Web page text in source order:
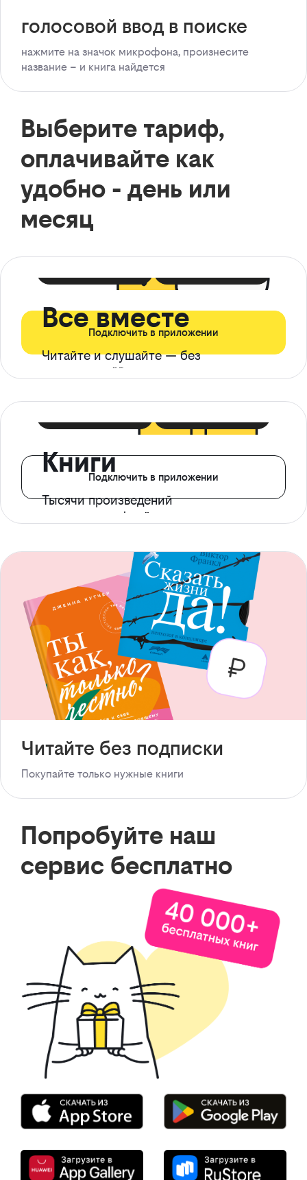
голосовой ввод в поиске
нажмите на значок микрофона, произнесите
название – и книга найдется
Выберите тариф,
оплачивайте как
удобно - день или
месяц
Все вместе
Читайте и слушайте — без
ограничений*
Подключить в приложении
Книги
Тысячи произведений
с доступом офлайн
Подключить в приложении
Читайте без подписки
Покупайте только нужные книги
Попробуйте наш
сервис бесплатно